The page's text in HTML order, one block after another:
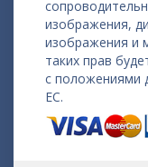
изображения,
изображения и
таких прав
с положениями
ЕС.